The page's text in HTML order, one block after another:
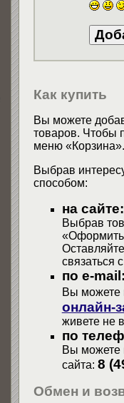
Как купить
Вы можете
товаров. Чтобы
меню «Корзина».
Выбрав
способом:
на сайте:
Выбрав
«Оформить
связаться
по e-mail:
Вы можете
онлайн-
живете не
по
Вы можете
сайта: 8
Обмен и